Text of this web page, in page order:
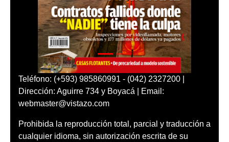
Teléfono: (+593) 985860991 - (042) 2327200 |
Dirección: Aguirre 734 y Boyacá | Email:
webmaster@vistazo.com
Prohibida la reproducción total, parcial y traducción a
cualquier idioma, sin autorización escrita de su